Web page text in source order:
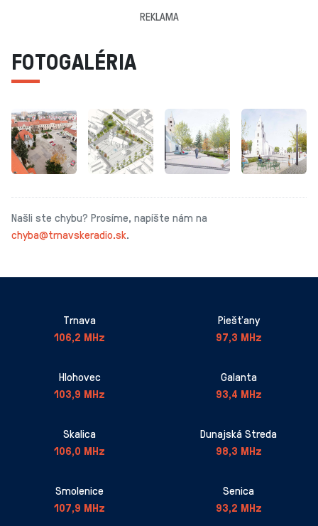
REKLAMA
FOTOGALÉRIA
Našli ste chybu? Prosíme, napíšte nám na
chyba@trnavskeradio.sk.
Trnava
106,2 MHz
Piešťany
97,3 MHz
Hlohovec
103,9 MHz
Galanta
93,4 MHz
Skalica
106,0 MHz
Dunajská Streda
98,3 MHz
Smolenice
107,9 MHz
Senica
93,2 MHz